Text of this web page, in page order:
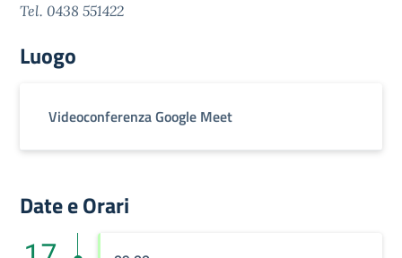
Tel. 0438 551422
Luogo
Videoconferenza Google Meet
Date e Orari